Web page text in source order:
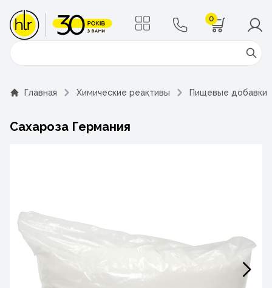
0
Поиск
Главная Химические реактивы Пищевые добавки
Сахароза Германия